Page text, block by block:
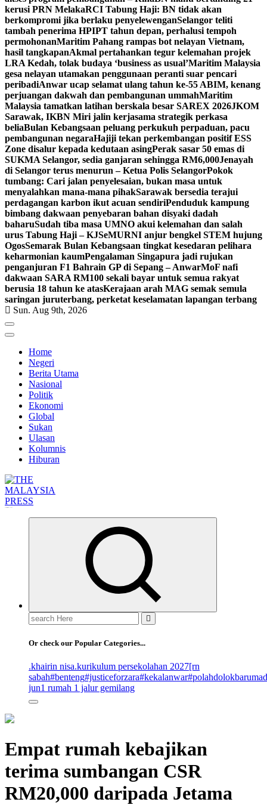
kerusi PRN MelakaRCI Tabung Haji: BN tidak akan
berkompromi jika berlaku penyelewenganSelangor teliti
tambah penerima HPIPT tahun depan, perhalusi tempoh
permohonanMaritim Pahang rampas bot nelayan Vietnam,
hasil tangkapanAkmal pertahankan tegur kelemahan projek
LRA Kedah, tolak budaya ‘business as usual’Maritim Malaysia
gesa nelayan utamakan penggunaan peranti suar pencari
peribadiAnwar ucap selamat ulang tahun ke-55 ABIM, kenang
perjuangan dakwah dan pembangunan ummahMaritim
Malaysia tamatkan latihan berskala besar SAREX 2026JKOM
Sarawak, IKBN Miri jalin kerjasama strategik perkasa
beliaBulan Kebangsaan peluang perkukuh perpaduan, pacu
pembangunan negaraHajiji tekan perkembangan positif ESS
Zone disalur kepada kedutaan asingPerak sasar 50 emas di
SUKMA Selangor, sedia ganjaran sehingga RM6,000Jenayah
di Selangor terus menurun – Ketua Polis SelangorPokok
tumbang: Cari jalan penyelesaian, bukan masa untuk
menyalahkan mana-mana pihakSarawak bersedia terajui
perdagangan karbon ikut acuan sendiriPenduduk kampung
bimbang dakwaan penyebaran bahan disyaki dadah
baharuSudah tiba masa UMNO akui kelemahan dan salah
urus Tabung Haji – KJSeMURNI anjur bengkel STEM hujung
OgosSemarak Bulan Kebangsaan tingkat kesedaran pelihara
keharmonian kaumPengalaman Singapura jadi rujukan
penganjuran F1 Bahrain GP di Sepang – AnwarMoF nafi
dakwaan SARA RM100 sekali bayar untuk semua rakyat
berusia 18 tahun ke atasKerajaan arah MAG semak semula
saringan juruterbang, perketat keselamatan lapangan terbang
Sun. Aug 9th, 2026
Home
Negeri
Berita Utama
Nasional
Politik
Ekonomi
Global
Sukan
Ulasan
Kolumnis
Hiburan
Search
for:
Or check our Popular Categories...
.khairin nisa.kurikulum persekolahan 2027[rn
sabah#benteng#justiceforzara#kekalanwar
jun1 rumah 1 jalur gemilang
‎Empat rumah kebajikan
terima sumbangan CSR
RM20,000 daripada Jetama ‎